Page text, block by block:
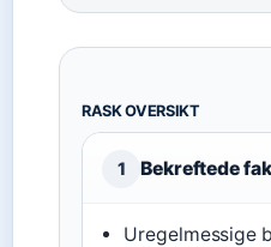
RASK OVERSIKT
1 Bekreftede
Uregelmessige